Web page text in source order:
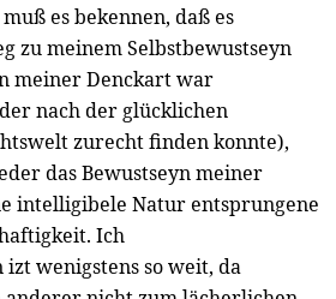
es bekennen, daß es
zu meinem Selbstbewustseyn
meiner Denckart war
nach der glücklichen
zurecht finden konnte),
das Bewustseyn meiner
intelligibele Natur entsprungene
Ich
wenigstens so weit, da